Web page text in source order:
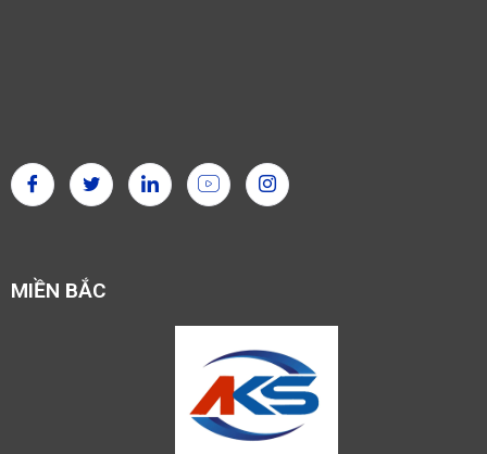
MIỀN BẮC